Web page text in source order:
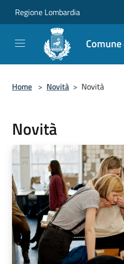
Regione Lombardia
Home > Novità > Novità
Novità